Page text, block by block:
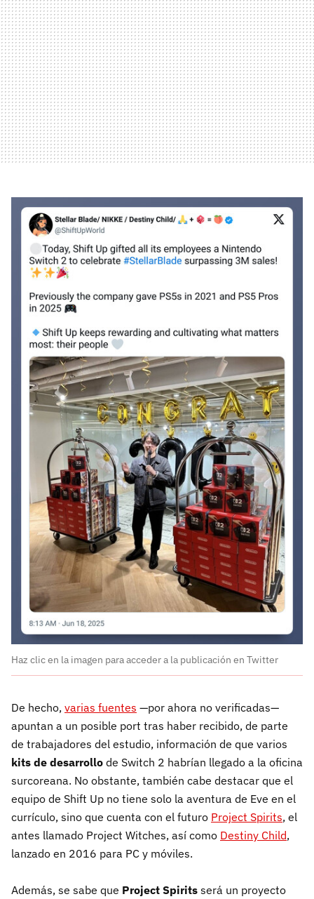
Haz clic en la imagen para acceder a la publicación en Twitter
De hecho, varias fuentes —por ahora no verificadas—
apuntan a un posible port tras haber recibido, de parte
de trabajadores del estudio, información de que varios
kits de desarrollo de Switch 2 habrían llegado a la oficina
surcoreana. No obstante, también cabe destacar que el
equipo de Shift Up no tiene solo la aventura de Eve en el
currículo, sino que cuenta con el futuro Project Spirits, el
antes llamado Project Witches, así como Destiny Child,
lanzado en 2016 para PC y móviles.
Además, se sabe que Project Spirits será un proyecto